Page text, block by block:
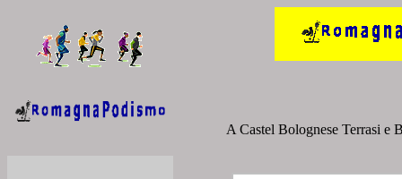
A Castel Bolognese Terrasi e